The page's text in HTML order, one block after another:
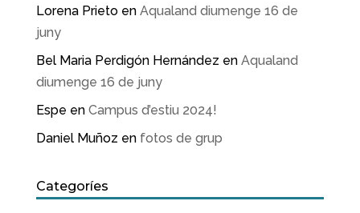
Lorena Prietoen Aqualand diumenge 16 de
juny
Bel Maria Perdigón Hernández en Aqualand
diumenge 16 de juny
Espe en Campus d’estiu 2024!
Daniel Muñoz en fotos de grup
Categoríes